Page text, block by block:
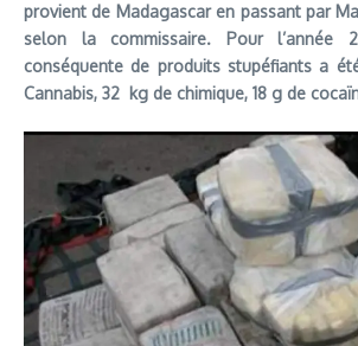
provient de Madagascar en passant par
selon la commissaire. Pour l’année
conséquente de produits stupéfiants a
Cannabis, 32 kg de chimique, 18 g de